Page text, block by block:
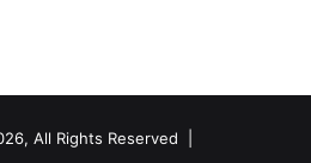
All Rights Reserved |